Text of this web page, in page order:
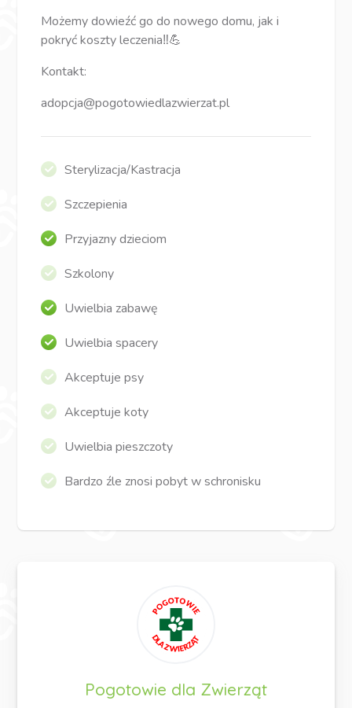
Możemy dowieźć go do nowego domu, jak i
pokryć koszty leczenia‼️💪
Kontakt:
adopcja@pogotowiedlazwierzat.pl
Sterylizacja/Kastracja
Szczepienia
Przyjazny dzieciom
Szkolony
Uwielbia zabawę
Uwielbia spacery
Akceptuje psy
Akceptuje koty
Uwielbia pieszczoty
Bardzo źle znosi pobyt w schronisku
Pogotowie dla Zwierząt